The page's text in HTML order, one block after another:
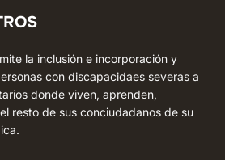
la inclusión e incorporación y
con discapacidaes severas a
donde viven, aprenden,
resto de sus conciudadanos de su